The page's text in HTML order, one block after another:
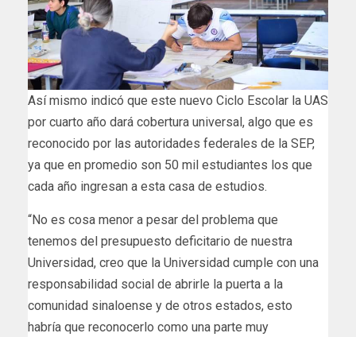
Así mismo indicó que este nuevo Ciclo Escolar la UAS
por cuarto año dará cobertura universal, algo que es
reconocido por las autoridades federales de la SEP,
ya que en promedio son 50 mil estudiantes los que
cada año ingresan a esta casa de estudios.
“No es cosa menor a pesar del problema que
tenemos del presupuesto deficitario de nuestra
Universidad, creo que la Universidad cumple con una
responsabilidad social de abrirle la puerta a la
comunidad sinaloense y de otros estados, esto
habría que reconocerlo como una parte muy